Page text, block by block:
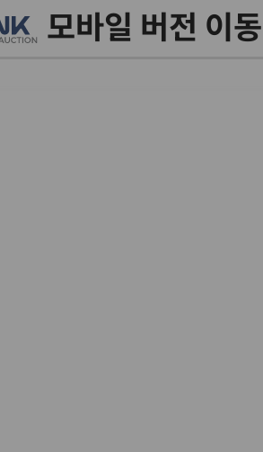
모바일 버전 이동